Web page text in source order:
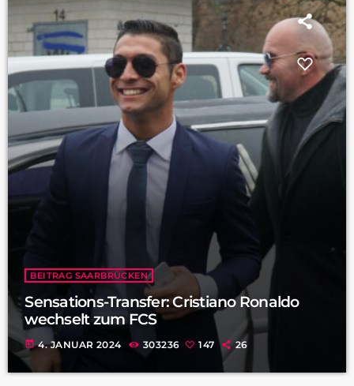
BEITRAG SAARBRÜCKEN
Sensations-Transfer: Cristiano Ronaldo
wechselt zum FCS
today 4. JANUAR 2024 303236 147 26